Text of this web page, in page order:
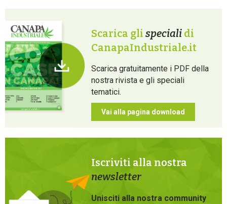
Scarica gli speciali di
CanapaIndustriale.it
Scarica gratuitamente i PDF della
nostra rivista e gli speciali
tematici.
Vai alla pagina download
Iscriviti alla nostra
newsletter
Unisciti alla nostra community